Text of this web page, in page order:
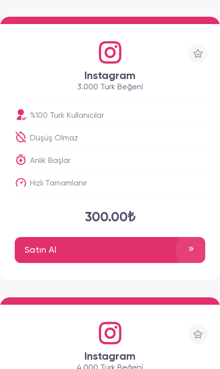
Instagram
3.000 Türk Beğeni
%100 Türk Kullanıcılar
Düşüş Olmaz
Anlık Başlar
Hızlı Tamamlanır
300.00₺
Satın Al
Instagram